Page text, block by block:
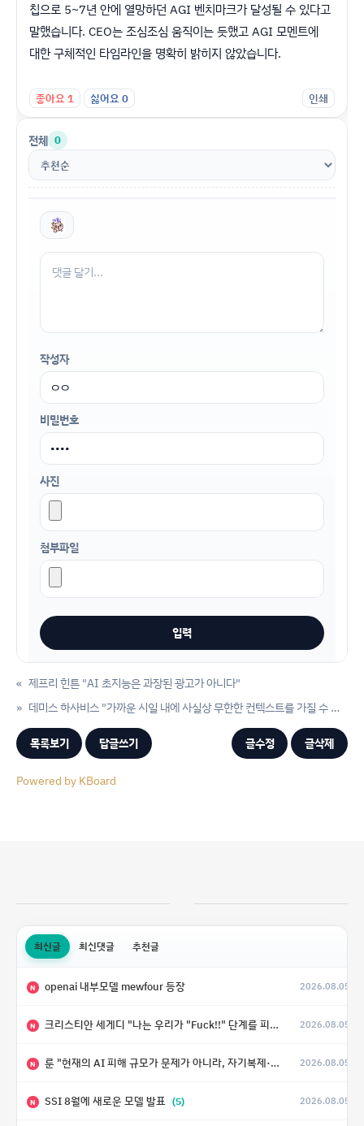
칩으로 5~7년 안에 열망하던 AGI 벤치마크가 달성될 수 있다고
말했습니다. CEO는 조심조심 움직이는 듯했고 AGI 모멘트에
대한 구체적인 타임라인을 명확히 밝히지 않았습니다.
좋아요1 싫어요0 인쇄
전체 0
작성자
비밀번호
사진
첨부파일
« 제프리 힌튼 "AI 초지능은 과장된 광고가 아니다"
데미스 하사비스 "가까운 시일 내에 사실상 무한한 컨텍스트를 가질 수 있을 것"
»
목록보기 답글쓰기 글수정 글삭제
Powered by KBoard
최신글 최신댓글 추천글
N openai 내부모델 mewfour 등장 2026.08.05
N 크리스티안 세게디 "나는 우리가 "Fuck!!" 단계를 피할 수 있기를 바랄 뿐" 2026.08.05
N 룬 "현재의 AI 피해 규모가 문제가 아니라, 자기복제·탈출·확산이 가능한 지능형 시스템의 피해에는 이론적으로 상한이 없다는 것이 문제" 2026.08.05
N SSI 8월에 새로운 모델 발표 (5) 2026.08.05